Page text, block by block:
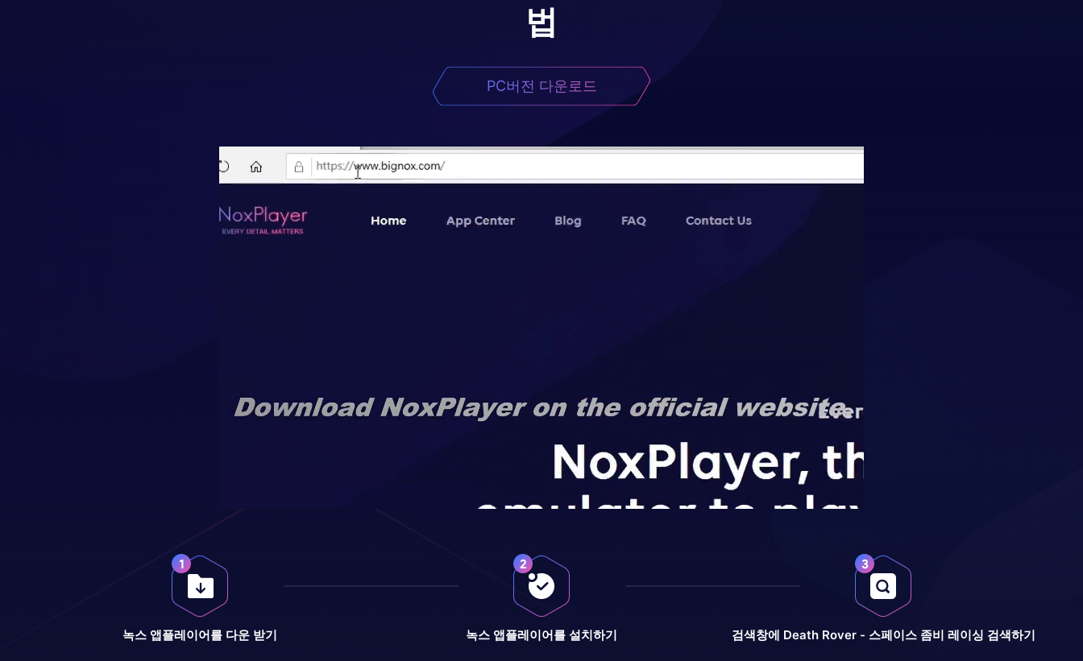
법
PC버전 다운로드
녹스 앱플레이어를 다운 받기 녹스 앱플레이어를 설치하기 검색창에 Death Rover - 스페이스 좀비 레이싱 검색하기